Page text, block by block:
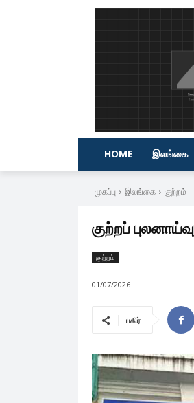
HOME இலங்கை
முகப்பு இலங்கை குற்றம்
குற்றப் புலனாய்வு
குற்றம்
01/07/2026
பகிர்